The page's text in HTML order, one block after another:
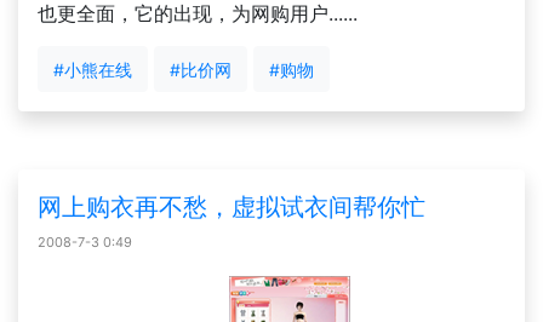
也更全面，它的出现，为网购用户......
#小熊在线 #比价网 #购物
网上购衣再不愁，虚拟试衣间帮你忙
2008-7-3 0:49